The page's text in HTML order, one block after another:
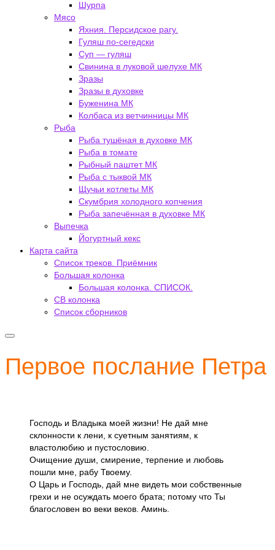
Шурпа
Мясо
Яхния. Персидское рагу.
Гуляш по-сегедски
Суп — гуляш
Свинина в луковой шелухе МК
Зразы
Зразы в духовке
Буженина МК
Колбаса из ветчинницы МК
Рыба
Рыба тушёная в духовке МК
Рыба в томате
Рыбный паштет МК
Рыба с тыквой МК
Щучьи котлеты МК
Скумбрия холодного копчения
Рыба запечённая в духовке МК
Выпечка
Йогуртный кекс
Карта сайта
Список треков. Приёмник
Большая колонка
Большая колонка. СПИСОК.
СВ колонка
Список сборников
Первое послание Петра
Господь и Владыка моей жизни! Не дай мне
склонности к лени, к суетным занятиям, к
властолюбию и пустословию.
Очищение души, смирение, терпение и любовь
пошли мне, рабу Твоему.
О Царь и Господь, дай мне видеть мои собственные
грехи и не осуждать моего брата; потому что Ты
благословен во веки веков. Аминь.